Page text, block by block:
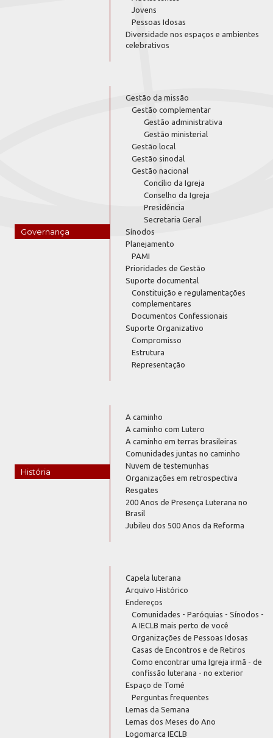
Jovens
Pessoas Idosas
Diversidade nos espaços e ambientes
celebrativos
Governança
Gestão da missão
Gestão complementar
Gestão administrativa
Gestão ministerial
Gestão local
Gestão sinodal
Gestão nacional
Concílio da Igreja
Conselho da Igreja
Presidência
Secretaria Geral
Sínodos
Planejamento
PAMI
Prioridades de Gestão
Suporte documental
Constituição e regulamentações
complementares
Documentos Confessionais
Suporte Organizativo
Compromisso
Estrutura
Representação
História
A caminho
A caminho com Lutero
A caminho em terras brasileiras
Comunidades juntas no caminho
Nuvem de testemunhas
Organizações em retrospectiva
Resgates
200 Anos de Presença Luterana no
Brasil
Jubileu dos 500 Anos da Reforma
Capela luterana
Arquivo Histórico
Endereços
Comunidades - Paróquias - Sínodos -
A IECLB mais perto de você
Organizações de Pessoas Idosas
Casas de Encontros e de Retiros
Como encontrar uma Igreja irmã - de
confissão luterana - no exterior
Espaço de Tomé
Perguntas frequentes
Lemas da Semana
Lemas dos Meses do Ano
Logomarca IECLB